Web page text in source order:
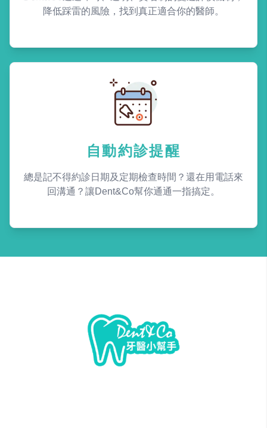
降低踩雷的風險，找到真正適合你的醫師。
自動約診提醒
總是記不得約診日期及定期檢查時間？還在用電話來
回溝通？讓Dent&Co幫你通通一指搞定。